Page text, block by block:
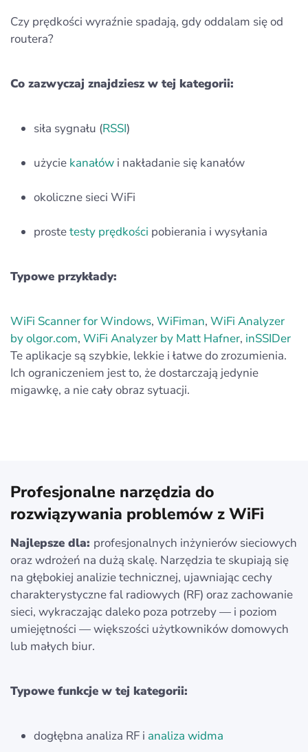
Czy prędkości wyraźnie spadają, gdy oddalam się od
routera?
Co zazwyczaj znajdziesz w tej kategorii:
siła sygnału (RSSI)
użycie kanałów i nakładanie się kanałów
okoliczne sieci WiFi
prostetesty prędkości pobierania i wysyłania
Typowe przykłady:
WiFi Scanner for Windows, WiFiman, WiFi Analyzer
by olgor.com, WiFi Analyzer by Matt Hafner, inSSIDer
Te aplikacje są szybkie, lekkie i łatwe do zrozumienia.
Ich ograniczeniem jest to, że dostarczają jedynie
migawkę, a nie cały obraz sytuacji.
Profesjonalne narzędzia do
rozwiązywania problemów z WiFi
Najlepsze dla: profesjonalnych inżynierów sieciowych
oraz wdrożeń na dużą skalę. Narzędzia te skupiają się
na głębokiej analizie technicznej, ujawniając cechy
charakterystyczne fal radiowych (RF) oraz zachowanie
sieci, wykraczając daleko poza potrzeby — i poziom
umiejętności — większości użytkowników domowych
lub małych biur.
Typowe funkcje w tej kategorii:
dogłębna analiza RF i analiza widma